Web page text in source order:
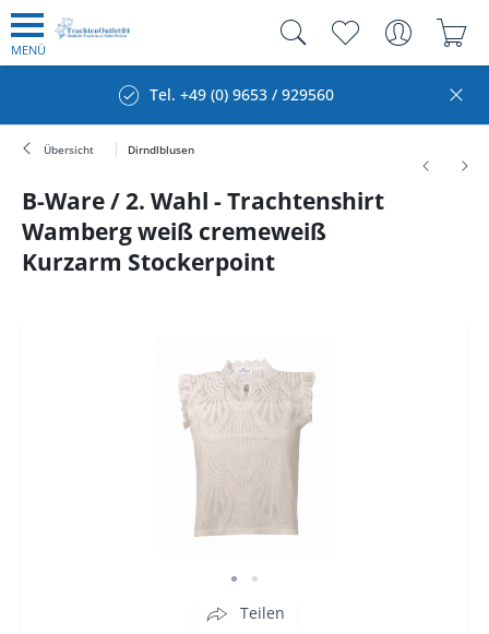
MENÜ
Tel. +49 (0) 9653 / 929560
Übersicht Dirndlblusen
B-Ware / 2. Wahl - Trachtenshirt
Wamberg weiß cremeweiß
Kurzarm Stockerpoint
Teilen